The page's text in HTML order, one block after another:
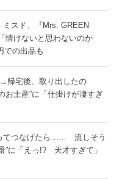
スド、『Mrs. GREEN
けないと思わないのか
の出品も
帰宅後、取り出したの
土産”に「仕掛けが凄すぎ
てつなげたら…… 流しそう
”に「えっ!? 天才すぎて」